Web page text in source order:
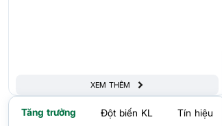
XEM THÊM
Tăng trưởng Đột biến KL Tín hiệu